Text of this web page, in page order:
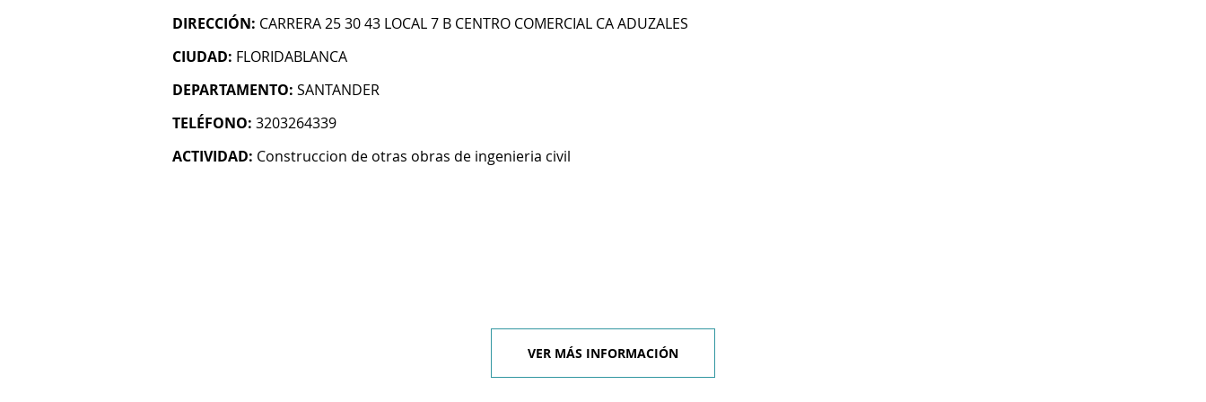
DIRECCIÓN: CARRERA 25 30 43 LOCAL 7 B CENTRO COMERCIAL CA ADUZALES
CIUDAD: FLORIDABLANCA
DEPARTAMENTO: SANTANDER
TELÉFONO: 3203264339
ACTIVIDAD: Construccion de otras obras de ingenieria civil
VER MÁS INFORMACIÓN